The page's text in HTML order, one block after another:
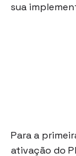
sua
Para a
ativação do